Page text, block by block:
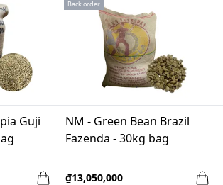
Guji
Back order
NM - Green Bean Brazil
Fazenda - 30kg bag
₫13,050,000